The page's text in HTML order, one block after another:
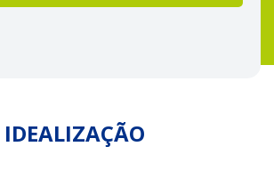
IDEALIZAÇÃO